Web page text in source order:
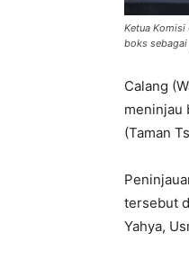
Ketua Komisi
boks sebagai
Calang
meninjau
(Taman
tersebut
Yahya,